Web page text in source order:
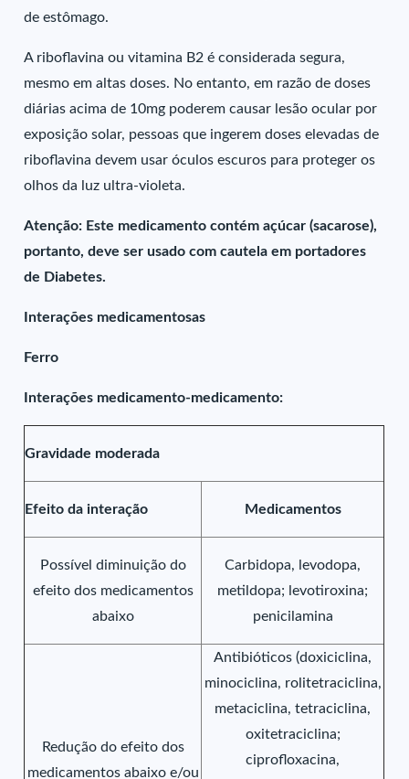
de estômago.
A riboflavina ou vitamina B2 é considerada segura,
mesmo em altas doses. No entanto, em razão de doses
diárias acima de 10mg poderem causar lesão ocular por
exposição solar, pessoas que ingerem doses elevadas de
riboflavina devem usar óculos escuros para proteger os
olhos da luz ultra-violeta.
Atenção: Este medicamento contém açúcar (sacarose),
portanto, deve ser usado com cautela em portadores
de Diabetes.
Interações medicamentosas
Ferro
Interações medicamento-medicamento:
Gravidade moderada
Efeito da interação Medicamentos
Possível diminuição do
efeito dos medicamentos
abaixo
Carbidopa, levodopa,
metildopa; levotiroxina;
penicilamina
Redução do efeito dos
medicamentos abaixo e/ou
Antibióticos (doxiciclina,
minociclina, rolitetraciclina,
metaciclina, tetraciclina,
oxitetraciclina;
ciprofloxacina,